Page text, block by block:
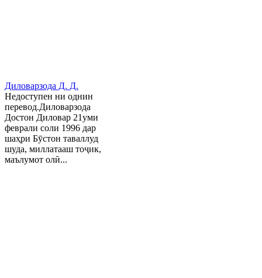
Диловарзода Д. Д.
Недоступен ни однин
перевод.Диловарзода
Достон Диловар 21уми
феврали соли 1996 дар
шаҳри Бӯстон таваллуд
шуда, миллатааш тоҷик,
маълумот олӣ...